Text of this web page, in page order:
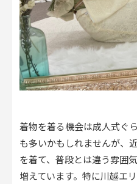
着物を着る機会は成人式ぐ
も多いかもしれませんが、
を着て、普段とは違う雰囲
増えています。特に川越エ